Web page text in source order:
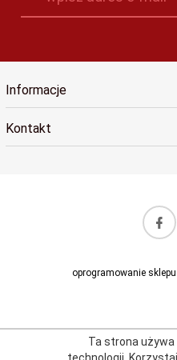
Informacje
Kontakt
oprogramowanie
Ta strona używa
technologii.